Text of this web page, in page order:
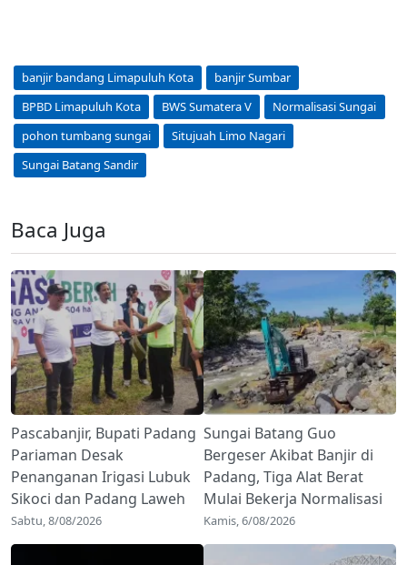
banjir bandang Limapuluh Kota
banjir Sumbar
BPBD Limapuluh Kota
BWS Sumatera V
Normalisasi Sungai
pohon tumbang sungai
Situjuah Limo Nagari
Sungai Batang Sandir
Baca Juga
Pascabanjir, Bupati Padang
Pariaman Desak
Penanganan Irigasi Lubuk
Sikoci dan Padang Laweh
Sabtu, 8/08/2026
Sungai Batang Guo
Bergeser Akibat Banjir di
Padang, Tiga Alat Berat
Mulai Bekerja Normalisasi
Kamis, 6/08/2026